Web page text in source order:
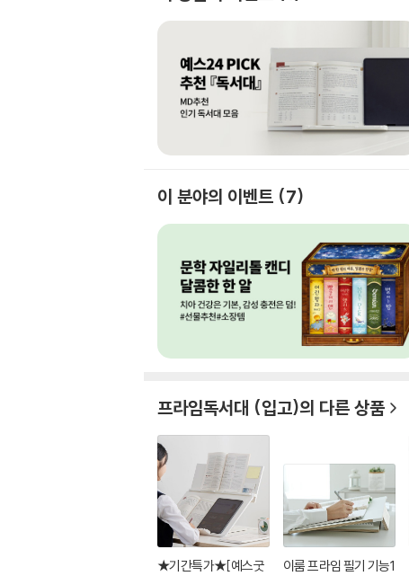
이 분야의 이벤트 7
프라임독서대 (입고)의 다른 상품
★기간특가★[예스굿
이룸 프라임 필기 기능1